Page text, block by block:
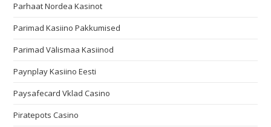
Parhaat Nordea Kasinot
Parimad Kasiino Pakkumised
Parimad Välismaa Kasiinod
Paynplay Kasiino Eesti
Paysafecard Vklad Casino
Piratepots Casino